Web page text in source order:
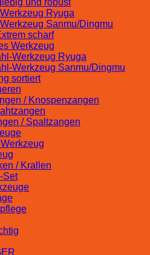
Ryuga
Sanmu/Dingmu
scharf
Werkzeug
Werkzeug Ryuga
Werkzeug Sanmu/Dingmu
sortiert
/ Knospenzangen
/ Spaltzangen
/ Krallen
Set